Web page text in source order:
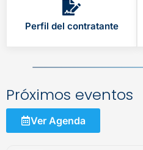
Perfil del contratante
Próximos eventos
Ver Agenda